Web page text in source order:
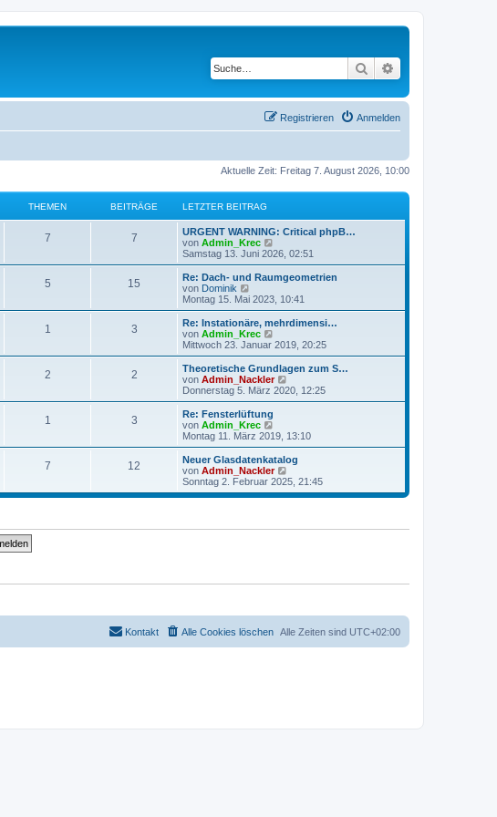
Suche
Anmelden
Registrieren
Aktuelle Zeit: Freitag 7. August 2026, 10:00
THEMEN BEITRÄGE LETZTER BEITRAG
7 7
URGENT WARNING: Critical phpB…
von Admin_Krec
e
u
e
t
e
B
e
i
r
a
g
Samstag 13. Juni 2026, 02:51
5 15
Re: Dach- und Raumgeometrien
von Dominik
e
u
e
s
t
r
B
e
i
r
a
g
Montag 15. Mai 2023, 10:41
1 3
Re: Instationäre, mehrdimensi…
von Admin_Krec
e
u
e
s
t
e
i
r
a
g
Mittwoch 23. Januar 2019, 20:25
2 2
Theoretische Grundlagen zum S…
von Admin_Nackler
e
u
t
B
e
i
t
g
Donnerstag 5. März 2020, 12:25
1 3
Re: Fensterlüftung
von Admin_Krec
e
u
e
s
t
r
i
Montag 11. März 2019, 13:10
7 12
Neuer Glasdatenkatalog
von Admin_Nackler
e
u
Sonntag 2. Februar 2025, 21:45
Alle Zeiten sind UTC+02:00
Alle Cookies löschen
Kontakt